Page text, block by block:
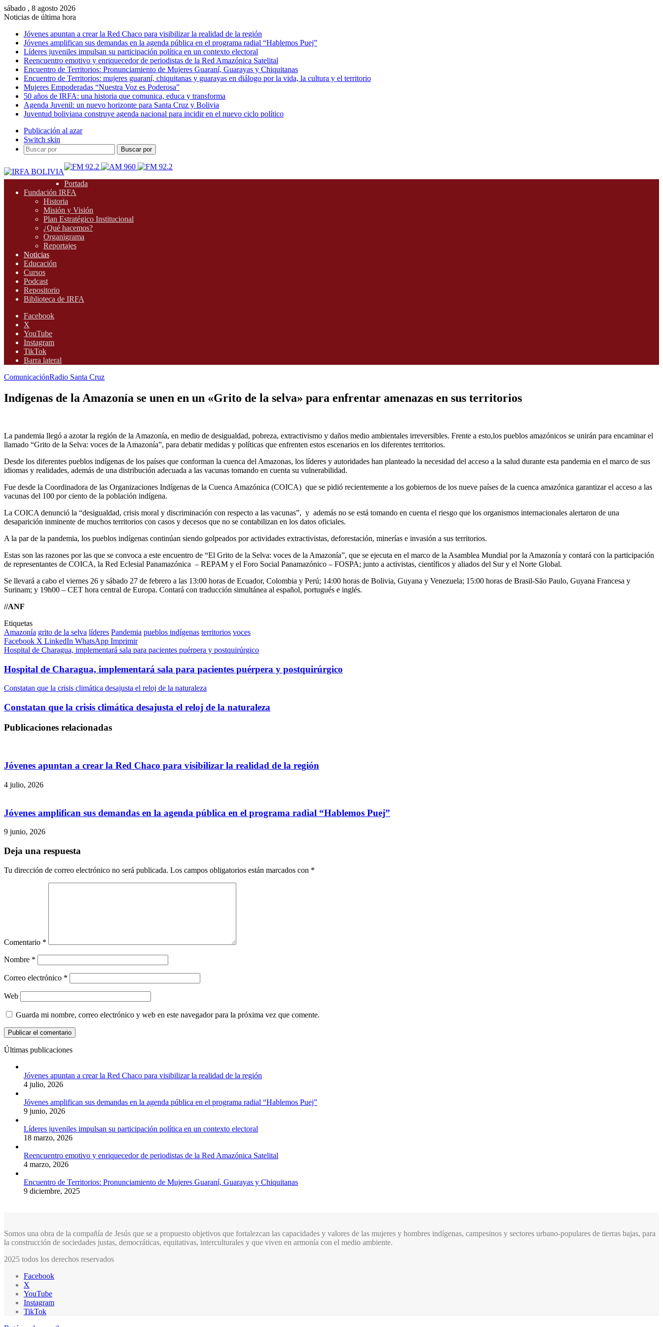
sábado , 8 agosto 2026
Noticias de última hora
Jóvenes apuntan a crear la Red Chaco para visibilizar la realidad de la región
Jóvenes amplifican sus demandas en la agenda pública en el programa radial “Hablemos Puej”
Líderes juveniles impulsan su participación política en un contexto electoral
Reencuentro emotivo y enriquecedor de periodistas de la Red Amazónica Satelital
Encuentro de Territorios: Pronunciamiento de Mujeres Guaraní, Guarayas y Chiquitanas
Encuentro de Territorios: mujeres guaraní, chiquitanas y guarayas en diálogo por la vida, la cultura y el territorio
Mujeres Empoderadas “Nuestra Voz es Poderosa”
50 años de IRFA: una historia que comunica, educa y transforma
Agenda Juvenil: un nuevo horizonte para Santa Cruz y Bolivia
Juventud boliviana construye agenda nacional para incidir en el nuevo ciclo político
Publicación al azar
Switch skin
Buscar por
Portada
Fundación IRFA
Historia
Misión y Visión
Plan Estratégico Institucional
¿Qué hacemos?
Organigrama
Reportajes
Noticias
Educación
Cursos
Podcast
Repositorio
Biblioteca de IRFA
Facebook
X
YouTube
Instagram
TikTok
Barra lateral
ComunicaciónRadio Santa Cruz
Indígenas de la Amazonía se unen en un «Grito de la selva» para enfrentar amenazas en sus territorios
La pandemia llegó a azotar la región de la Amazonía, en medio de desigualdad, pobreza, extractivismo y daños medio ambientales irreversibles. Frente a esto,los pueblos amazónicos se unirán para encaminar el
llamado “Grito de la Selva: voces de la Amazonía”, para debatir medidas y políticas que enfrenten estos escenarios en los diferentes territorios.
Desde los diferentes pueblos indígenas de los países que conforman la cuenca del Amazonas, los líderes y autoridades han planteado la necesidad del acceso a la salud durante esta pandemia en el marco de sus
idiomas y realidades, además de una distribución adecuada a las vacunas tomando en cuenta su vulnerabilidad.
Fue desde la Coordinadora de las Organizaciones Indígenas de la Cuenca Amazónica (COICA) que se pidió recientemente a los gobiernos de los nueve países de la cuenca amazónica garantizar el acceso a las
vacunas del 100 por ciento de la población indígena.
La COICA denunció la “desigualdad, crisis moral y discriminación con respecto a las vacunas”, y además no se está tomando en cuenta el riesgo que los organismos internacionales alertaron de una
desaparición inminente de muchos territorios con casos y decesos que no se contabilizan en los datos oficiales.
A la par de la pandemia, los pueblos indígenas continúan siendo golpeados por actividades extractivistas, deforestación, minerías e invasión a sus territorios.
Estas son las razones por las que se convoca a este encuentro de “El Grito de la Selva: voces de la Amazonía”, que se ejecuta en el marco de la Asamblea Mundial por la Amazonía y contará con la participación
de representantes de COICA, la Red Eclesial Panamazónica – REPAM y el Foro Social Panamazónico – FOSPA; junto a activistas, científicos y aliados del Sur y el Norte Global.
Se llevará a cabo el viernes 26 y sábado 27 de febrero a las 13:00 horas de Ecuador, Colombia y Perú; 14:00 horas de Bolivia, Guyana y Venezuela; 15:00 horas de Brasil-São Paulo, Guyana Francesa y
Surinam; y 19h00 – CET hora central de Europa. Contará con traducción simultánea al español, portugués e inglés.
//ANF
Etiquetas
Amazonía grito de la selva líderes Pandemia pueblos indígenas territorios voces
Facebook X LinkedIn WhatsApp Imprimir
Hospital de Charagua, implementará sala para pacientes puérpera y postquirúrgico
Hospital de Charagua, implementará sala para pacientes puérpera y postquirúrgico
Constatan que la crisis climática desajusta el reloj de la naturaleza
Constatan que la crisis climática desajusta el reloj de la naturaleza
Publicaciones relacionadas
Jóvenes apuntan a crear la Red Chaco para visibilizar la realidad de la región
4 julio, 2026
Jóvenes amplifican sus demandas en la agenda pública en el programa radial “Hablemos Puej”
9 junio, 2026
Deja una respuesta
Tu dirección de correo electrónico no será publicada. Los campos obligatorios están marcados con *
Comentario *
Nombre *
Correo electrónico *
Web
Guarda mi nombre, correo electrónico y web en este navegador para la próxima vez que comente.
Últimas publicaciones
Jóvenes apuntan a crear la Red Chaco para visibilizar la realidad de la región
4 julio, 2026
Jóvenes amplifican sus demandas en la agenda pública en el programa radial “Hablemos Puej”
9 junio, 2026
Líderes juveniles impulsan su participación política en un contexto electoral
18 marzo, 2026
Reencuentro emotivo y enriquecedor de periodistas de la Red Amazónica Satelital
4 marzo, 2026
Encuentro de Territorios: Pronunciamiento de Mujeres Guaraní, Guarayas y Chiquitanas
9 diciembre, 2025
Somos una obra de la compañía de Jesús que se a propuesto objetivos que fortalezcan las capacidades y valores de las mujeres y hombres indígenas, campesinos y sectores urbano-populares de tierras bajas, para
la construcción de sociedades justas, democráticas, equitativas, interculturales y que viven en armonía con el medio ambiente.
2025 todos los derechos reservados
Facebook
X
YouTube
Instagram
TikTok